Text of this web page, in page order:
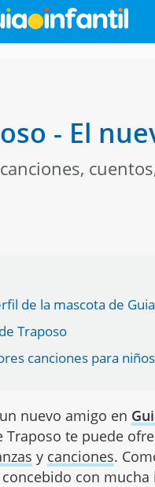
- El
de la mascota de
Traposo
canciones para
nuevo amigo en
te puede
y canciones.
con